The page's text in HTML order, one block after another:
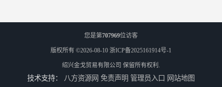
您是第707969位访客
版权所有 ©2026-08-10 浙ICP备2025161914号-1
绍兴金戈贸易有限公司 保留所有权利.
技术支持： 八方资源网 免责声明 管理员入口 网站地图